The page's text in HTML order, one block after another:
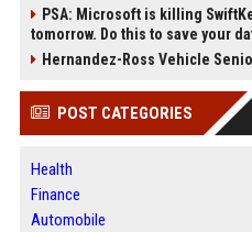
PSA: Microsoft is killing
tomorrow. Do this to save your
Hernandez-Ross Vehicle
POST CATEGORIES
Health
Finance
Automobile